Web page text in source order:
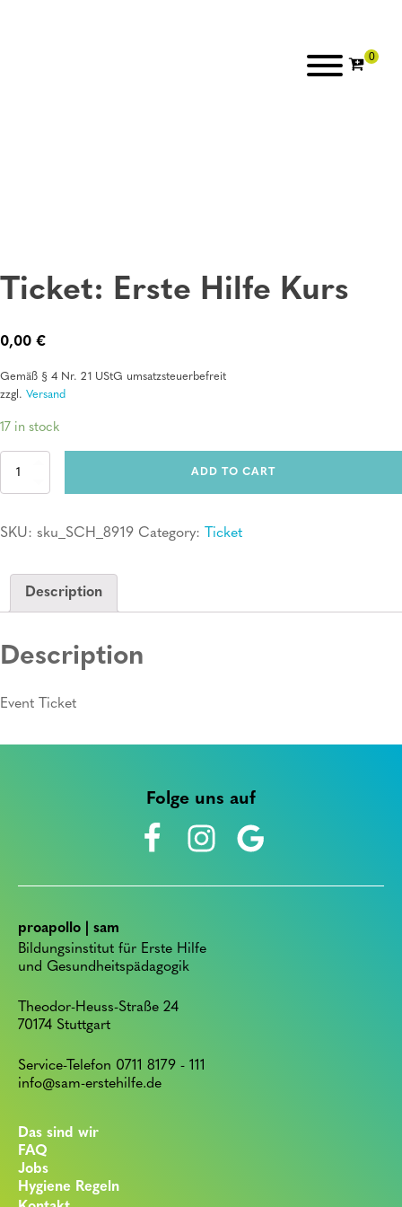
Ticket: Erste Hilfe Kurs
0,00 €
Gemäß § 4 Nr. 21 UStG umsatzsteuerbefreit
zzgl. Versand
17 in stock
Ticket:
quantity
ADD TO CART
SKU: sku_SCH_8919 Category: Ticket
Description
Description
Event Ticket
Folge uns auf
proapollo | sam
Bildungsinstitut für Erste Hilfe
und Gesundheitspädagogik
Theodor-Heuss-Straße 24
70174 Stuttgart
Service-Telefon 0711 8179 - 111
info@sam-erstehilfe.de
Das sind wir
FAQ
Jobs
Hygiene Regeln